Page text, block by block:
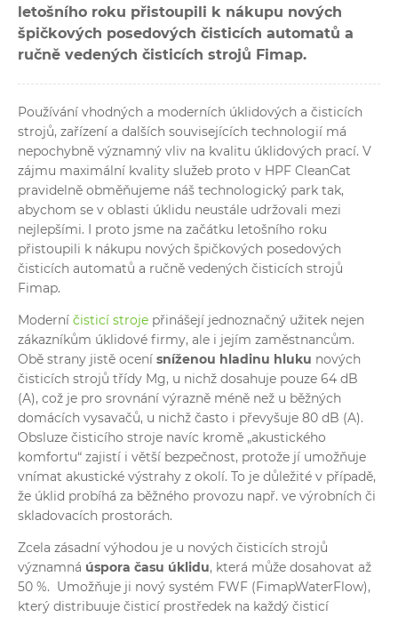
letošního roku přistoupili k nákupu nových
špičkových posedových čisticích automatů a
ručně vedených čisticích strojů Fimap.
Používání vhodných a moderních úklidových a čisticích
strojů, zařízení a dalších souvisejících technologií má
nepochybně významný vliv na kvalitu úklidových prací. V
zájmu maximální kvality služeb proto v HPF CleanCat
pravidelně obměňujeme náš technologický park tak,
abychom se v oblasti úklidu neustále udržovali mezi
nejlepšími. I proto jsme na začátku letošního roku
přistoupili k nákupu nových špičkových posedových
čisticích automatů a ručně vedených čisticích strojů
Fimap.
Moderní čisticí stroje přinášejí jednoznačný užitek nejen
zákazníkům úklidové firmy, ale i jejím zaměstnancům.
Obě strany jistě ocení sníženou hladinu hluku nových
čisticích strojů třídy Mg, u nichž dosahuje pouze 64 dB
(A), což je pro srovnání výrazně méně než u běžných
domácích vysavačů, u nichž často i převyšuje 80 dB (A).
Obsluze čisticího stroje navíc kromě „akustického
komfortu“ zajistí i větší bezpečnost, protože jí umožňuje
vnímat akustické výstrahy z okolí. To je důležité v případě,
že úklid probíhá za běžného provozu např. ve výrobních či
skladovacích prostorách.
Zcela zásadní výhodou je u nových čisticích strojů
významná úspora času úklidu, která může dosahovat až
50 %. Umožňuje ji nový systém FWF (FimapWaterFlow),
který distribuuje čisticí prostředek na každý čisticí